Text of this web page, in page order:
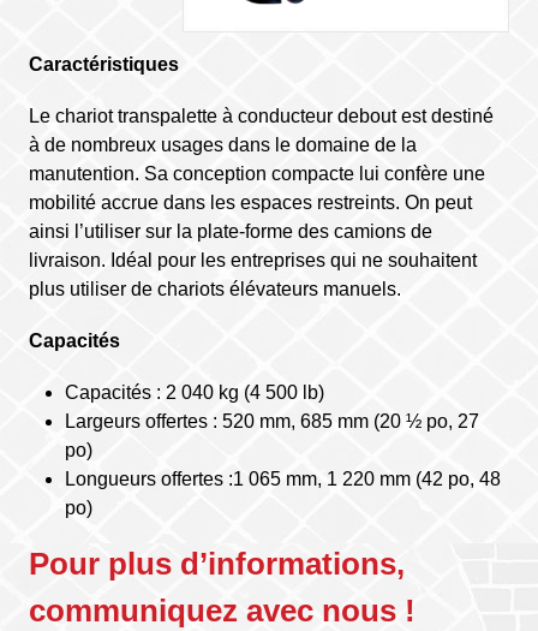
Caractéristiques
Le chariot transpalette à conducteur debout est destiné
à de nombreux usages dans le domaine de la
manutention. Sa conception compacte lui confère une
mobilité accrue dans les espaces restreints. On peut
ainsi l’utiliser sur la plate-forme des camions de
livraison. Idéal pour les entreprises qui ne souhaitent
plus utiliser de chariots élévateurs manuels.
Capacités
Capacités : 2 040 kg (4 500 lb)
Largeurs offertes : 520 mm, 685 mm (20 ½ po, 27
po)
Longueurs offertes :1 065 mm, 1 220 mm (42 po, 48
po)
Pour plus d’informations,
communiquez avec nous !